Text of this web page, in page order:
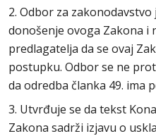
2. Odbor za
donošenje ovoga Zakona i
predlagatelja da se ovaj
postupku. Odbor se ne
da odredba članka 49. ima
3. Utvrđuje se da tekst
Zakona sadrži izjavu o